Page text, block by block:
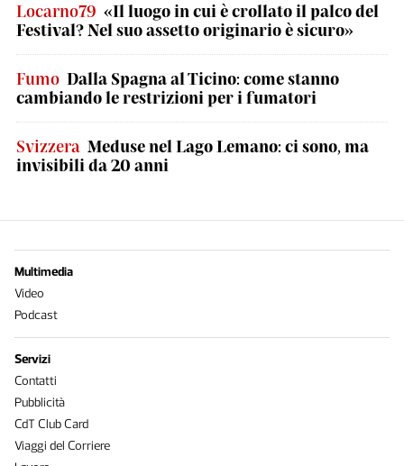
Locarno79 «Il luogo in cui è crollato il palco del
Festival? Nel suo assetto originario è sicuro»
Fumo Dalla Spagna al Ticino: come stanno
cambiando le restrizioni per i fumatori
Svizzera Meduse nel Lago Lemano: ci sono, ma
invisibili da 20 anni
Multimedia
Video
Podcast
Servizi
Contatti
Pubblicità
CdT Club Card
Viaggi del Corriere